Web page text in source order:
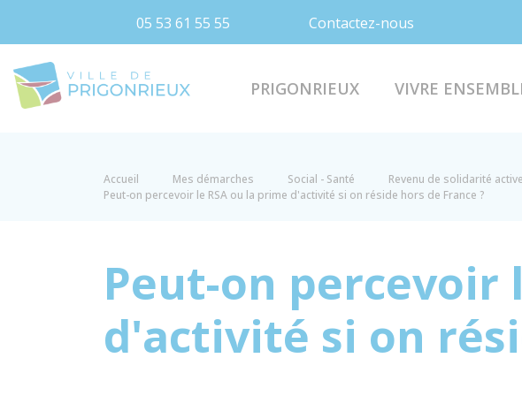
05 53 61 55 55 Contactez-nous
PRIGONRIEUX VIVRE
Accueil Mes démarches Social - Santé
Revenu de solidarité
Peut-on percevoir le RSA ou la prime d'activité si on réside hors de France ?
Peut-on percevoir
d'activité si on